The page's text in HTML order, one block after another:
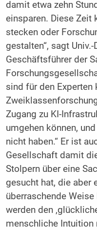
damit etwa zehn
einsparen. Diese Zeit
stecken oder
gestalten“, sagt
Geschäftsführer der
sind für den Experten
Zugang zu KI-
umgehen können,
nicht haben.“ Er ist
Gesellschaft damit
Stolpern über eine
gesucht hat, die aber
überraschende
werden den
menschliche Intuition